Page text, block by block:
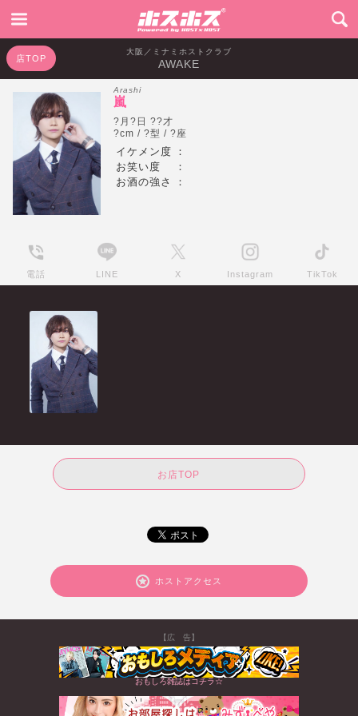
大阪／ミナミホストクラブ
AWAKE
店TOP
Arashi
嵐
?月?日 ??才
?cm / ?型 / ?座
イケメン度
：
お笑い度
：
お酒の強さ
：
電話 LINE X Instagram TikTok
お店TOP
ホストアクセス
【広 告】
おもしろ雑誌はコチラ☆